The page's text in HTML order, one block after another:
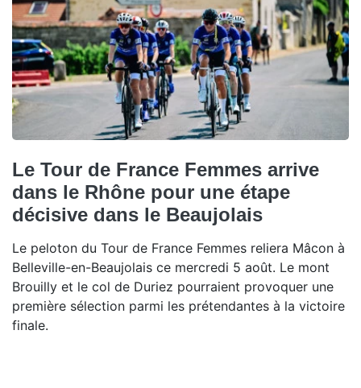
Le Tour de France Femmes arrive
dans le Rhône pour une étape
décisive dans le Beaujolais
Le peloton du Tour de France Femmes reliera Mâcon à
Belleville-en-Beaujolais ce mercredi 5 août. Le mont
Brouilly et le col de Duriez pourraient provoquer une
première sélection parmi les prétendantes à la victoire
finale.